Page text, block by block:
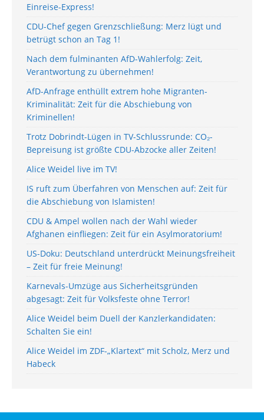
Einreise-Express!
CDU-Chef gegen Grenzschließung: Merz lügt und
betrügt schon an Tag 1!
Nach dem fulminanten AfD-Wahlerfolg: Zeit,
Verantwortung zu übernehmen!
AfD-Anfrage enthüllt extrem hohe Migranten-
Kriminalität: Zeit für die Abschiebung von
Kriminellen!
Trotz Dobrindt-Lügen in TV-Schlussrunde: CO₂-
Bepreisung ist größte CDU-Abzocke aller Zeiten!
Alice Weidel live im TV!
IS ruft zum Überfahren von Menschen auf: Zeit für
die Abschiebung von Islamisten!
CDU & Ampel wollen nach der Wahl wieder
Afghanen einfliegen: Zeit für ein Asylmoratorium!
US-Doku: Deutschland unterdrückt Meinungsfreiheit
– Zeit für freie Meinung!
Karnevals-Umzüge aus Sicherheitsgründen
abgesagt: Zeit für Volksfeste ohne Terror!
Alice Weidel beim Duell der Kanzlerkandidaten:
Schalten Sie ein!
Alice Weidel im ZDF-„Klartext“ mit Scholz, Merz und
Habeck